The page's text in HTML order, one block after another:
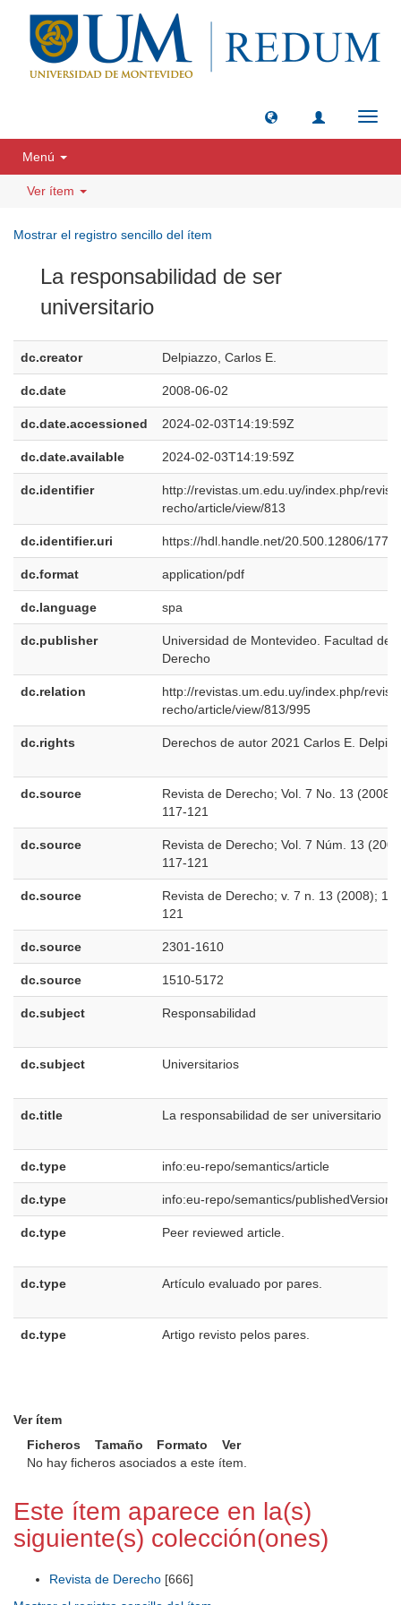
Menú
Ver ítem
Mostrar el registro sencillo del ítem
La responsabilidad de ser
universitario
dc.creator Delpiazzo, Carlos E.
dc.date 2008-06-02
dc.date.accessioned 2024-02-03T14:19:59Z
dc.date.available 2024-02-03T14:19:59Z
dc.identifier
http://revistas.um.edu.uy/index.php/
recho/article/view/813
dc.identifier.uri https://hdl.handle.net/20.500.12806/1770
dc.format application/pdf
dc.language spa
dc.publisher
Universidad de Montevideo. Facultad de
Derecho
dc.relation
http://revistas.um.edu.uy/index.php/
recho/article/view/813/995
dc.rights Derechos de autor 2021 Carlos E.
dc.source
Revista de Derecho; Vol. 7 No. 13 (2008);
117-121
dc.source
Revista de Derecho; Vol. 7 Núm. 13
117-121
dc.source
Revista de Derecho; v. 7 n. 13 (2008);
121
dc.source 2301-1610
dc.source 1510-5172
dc.subject Responsabilidad
dc.subject Universitarios
dc.title La responsabilidad de ser universitario
dc.type info:eu-repo/semantics/article
dc.type info:eu-repo/semantics/publishedVersion
dc.type Peer reviewed article.
dc.type Artículo evaluado por pares.
dc.type Artigo revisto pelos pares.
Ver ítem
Ficheros
Tamaño Formato
Ver
No hay ficheros asociados a este ítem.
Este ítem aparece en la(s)
siguiente(s) colección(ones)
Revista de Derecho [666]